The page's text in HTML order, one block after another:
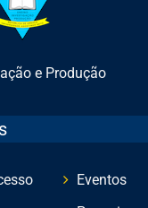
e Produção
Eventos